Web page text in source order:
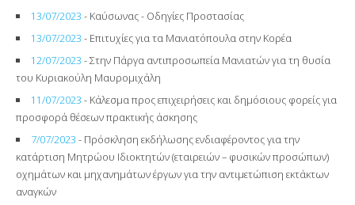
13/07/2023 - Καύσωνας - Οδηγίες Προστασίας
13/07/2023 - Επιτυχίες για τα Μανιατόπουλα στην Κορέα
12/07/2023 - Στην Πάργα αντιπροσωπεία Μανιατών για τη θυσία
του Κυριακούλη Μαυρομιχάλη
11/07/2023 - Κάλεσμα προς επιχειρήσεις και δημόσιους φορείς για
προσφορά θέσεων πρακτικής άσκησης
7/07/2023 - Πρόσκληση εκδήλωσης ενδιαφέροντος για την
κατάρτιση Μητρώου Ιδιοκτητών (εταιρειών – φυσικών προσώπων)
οχημάτων και μηχανημάτων έργων για την αντιμετώπιση εκτάκτων
αναγκών